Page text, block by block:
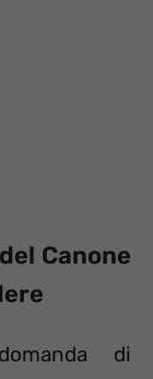
Canone
di